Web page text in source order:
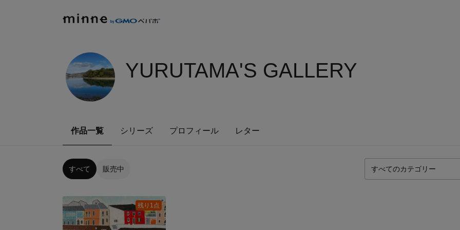
YURUTAMA'S GALLERY
作品一覧 シリーズ プロフィール レター
すべて 販売中
残り1点